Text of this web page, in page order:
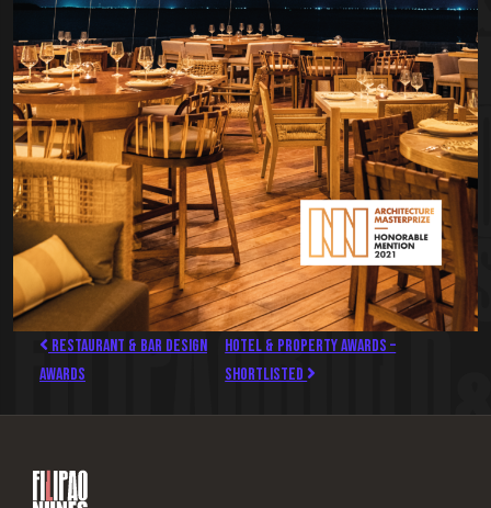
Restaurant & Bar Design
Awards
Hotel & Property Awards –
Shortlisted